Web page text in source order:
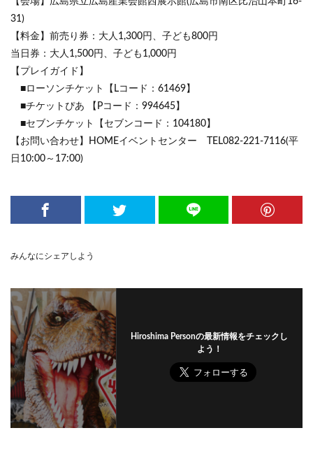
31)
【料金】前売り券：大人1,300円、子ども800円
当日券：大人1,500円、子ども1,000円
【プレイガイド】
■ローソンチケット【Lコード：61469】
■チケットぴあ 【Pコード：994645】
■セブンチケット【セブンコード：104180】
【お問い合わせ】HOMEイベントセンター TEL082-221-7116(平
日10:00～17:00)
みんなにシェアしよう
Hiroshima Personの最新情報をチェックし
よう！